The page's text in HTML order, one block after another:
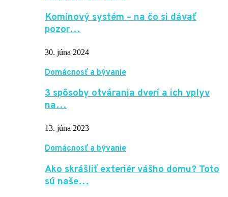
Komínový systém – na čo si dávať
pozor…
30. júna 2024
Domácnosť a bývanie
3 spôsoby otvárania dverí a ich vplyv
na…
13. júna 2023
Domácnosť a bývanie
Ako skrášliť exteriér vášho domu? Toto
sú naše…